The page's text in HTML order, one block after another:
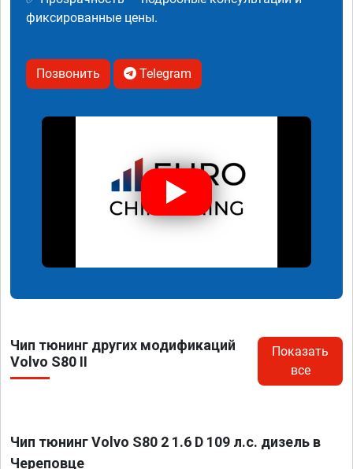
фиксированные цены.
Позвонить Telegram
Чип тюнинг других модификаций
Volvo S80 II
Показать
все
Чип тюнинг Volvo S80 2 1.6 D 109 л.с. дизель в
Череповце